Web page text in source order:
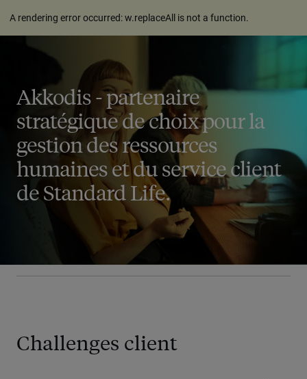
A rendering error occurred:w.replaceAll is not a function.
Akkodis - partenaire
stratégique de choix pour la
gestion des ressources
humaines et du service client
de Standard Life.
Challenges client